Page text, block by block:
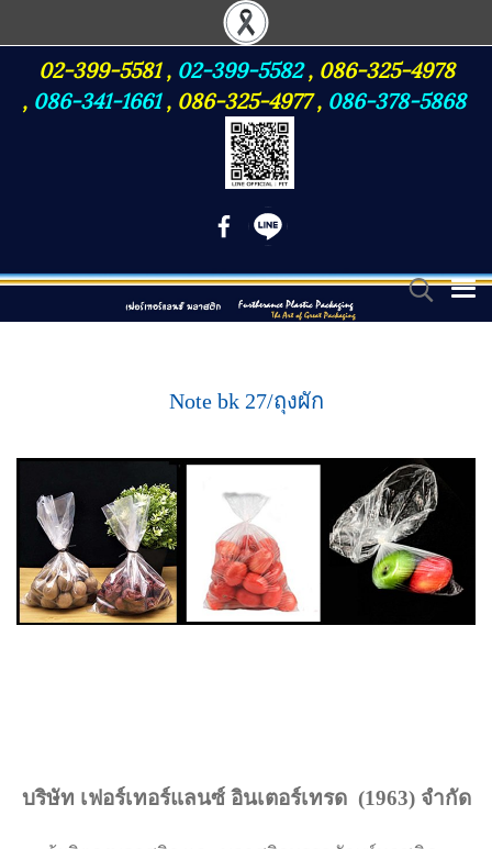
02-399-5581,02-399-5582, 086-325-4978
, 086-341-1661, 086-325-4977, 086-378-5868
Note bk 27/ถุงผัก
บริษัท เฟอร์เทอร์แลนซ์ อินเตอร์เทรด (1963) จำกัด